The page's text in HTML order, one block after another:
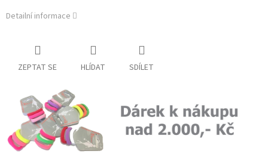
Detailní informace
ZEPTAT SE HLÍDAT SDÍLET